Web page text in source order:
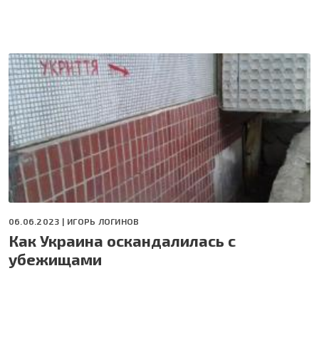
06.06.2023 | ИГОРЬ ЛОГИНОВ
Как Украина оскандалилась с
убежищами